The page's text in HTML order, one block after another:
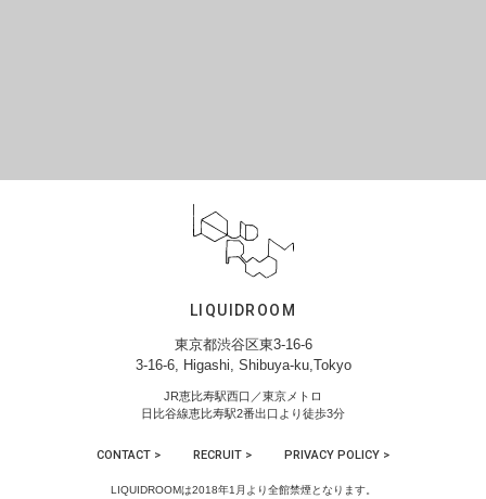
LIQUIDROOM
東京都渋谷区東3-16-6
3-16-6, Higashi, Shibuya-ku,Tokyo
JR恵比寿駅西口／東京メトロ
日比谷線恵比寿駅2番出口より徒歩3分
CONTACT > RECRUIT > PRIVACY POLICY >
LIQUIDROOMは2018年1月より全館禁煙となります。